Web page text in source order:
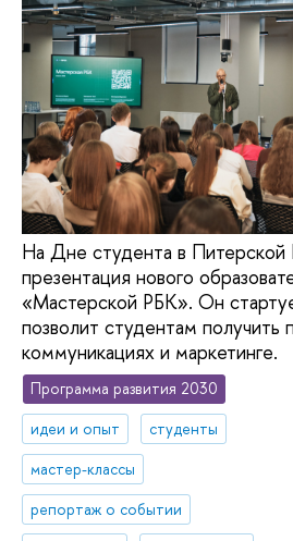
На Дне студента в Питерской
презентация нового
«Мастерской РБК». Он
позволит студентам получить
коммуникациях и маркетинге.
Программа развития 2030
идеи и опыт
студенты
мастер-классы
репортаж о событии